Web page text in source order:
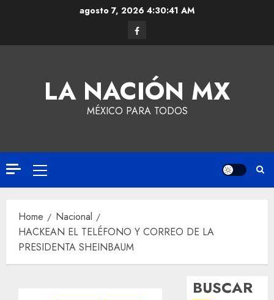
agosto 7, 2026 4:30:42 AM
LA NACIÓN MX
MÉXICO PARA TODOS
Home
Nacional
HACKEAN EL TELÉFONO Y CORREO DE LA
PRESIDENTA SHEINBAUM
BUSCAR